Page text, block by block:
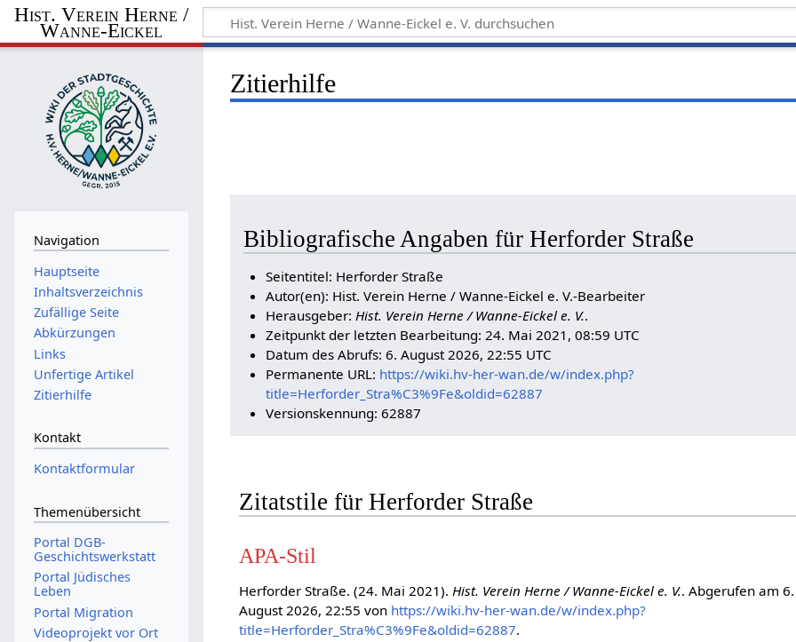
Hist. Verein Herne /
Wanne-Eickel
Zitierhilfe
Bibliografische Angaben für Herforder Straße
Seitentitel: Herforder Straße
Autor(en): Hist. Verein Herne / Wanne-Eickel e. V.-Bearbeiter
Herausgeber: Hist. Verein Herne / Wanne-Eickel e. V..
Zeitpunkt der letzten Bearbeitung: 24. Mai 2021, 08:59 UTC
Datum des Abrufs: 6. August 2026, 22:55 UTC
Permanente URL: https://wiki.hv-her-wan.de/w/index.php?
title=Herforder_Stra%C3%9Fe&oldid=62887
Versionskennung: 62887
Zitatstile für Herforder Straße
APA-Stil
Herforder Straße. (24. Mai 2021).Hist. Verein Herne / Wanne-Eickel e. V.. Abgerufen am 6.
August 2026, 22:55 von https://wiki.hv-her-wan.de/w/index.php?
title=Herforder_Stra%C3%9Fe&oldid=62887.
Navigation
Hauptseite
Inhaltsverzeichnis
Zufällige Seite
Abkürzungen
Links
Unfertige Artikel
Zitierhilfe
Kontakt
Kontaktformular
Themenübersicht
Portal DGB-
Geschichtswerkstatt
Portal Jüdisches
Leben
Portal Migration
Videoprojekt vor Ort